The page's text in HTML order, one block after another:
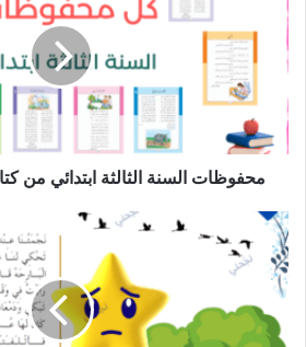
الثالثة
ابتدائي
من
القراءة
المدرسي
محفوظات السنة الثالثة ابتدائي من
محفوظات
نجمة
السنة
الثالثة
ابتدائي